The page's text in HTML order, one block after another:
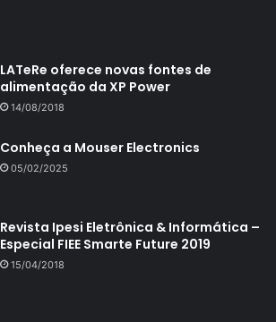
LATeRe oferece novas fontes de
alimentação da XP Power
14/08/2018
Conheça a Mouser Electronics
05/02/2025
Revista Ipesi Eletrônica & Informática –
Especial FIEE Smarte Future 2019
15/04/2018